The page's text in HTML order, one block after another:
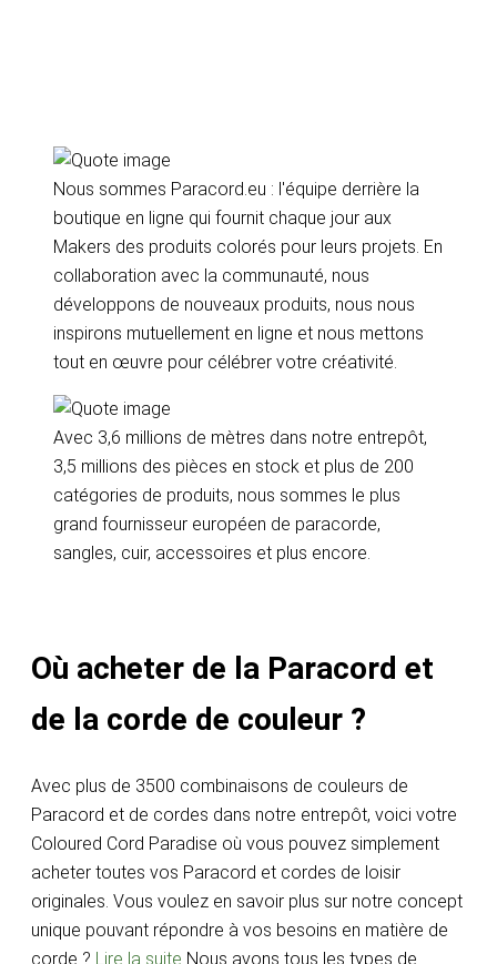
Nous sommes Paracord.eu : l'équipe derrière la
boutique en ligne qui fournit chaque jour aux
Makers des produits colorés pour leurs projets. En
collaboration avec la communauté, nous
développons de nouveaux produits, nous nous
inspirons mutuellement en ligne et nous mettons
tout en œuvre pour célébrer votre créativité.
Avec 3,6 millions de mètres dans notre entrepôt,
3,5 millions des pièces en stock et plus de 200
catégories de produits, nous sommes le plus
grand fournisseur européen de paracorde,
sangles, cuir, accessoires et plus encore.
Où acheter de la Paracord et
de la corde de couleur ?
Avec plus de 3500 combinaisons de couleurs de
Paracord et de cordes dans notre entrepôt, voici votre
Coloured Cord Paradise où vous pouvez simplement
acheter toutes vos Paracord et cordes de loisir
originales. Vous voulez en savoir plus sur notre concept
unique pouvant répondre à vos besoins en matière de
corde ? Lire la suite Nous avons tous les types de